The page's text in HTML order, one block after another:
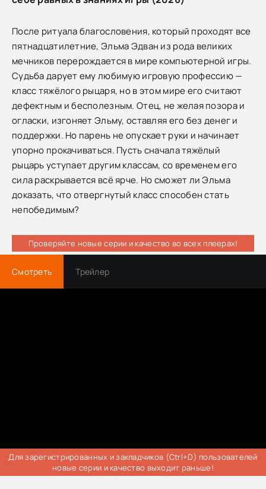
После ритуала благословения, который проходят все
пятнадцатилетние, Эльма Эдван из рода великих
мечников перерождается в мире компьютерной игры.
Судьба дарует ему любимую игровую профессию —
класс тяжёлого рыцаря, но в этом мире его считают
дефектным и бесполезным. Отец, не желая позора и
огласки, изгоняет Эльму, оставляя его без денег и
поддержки. Но парень не опускает руки и начинает
упорно прокачиваться. Пусть сначала тяжёлый
рыцарь уступает другим классам, со временем его
сила раскрывается всё ярче. Но сможет ли Эльма
доказать, что отвергнутый класс способен стать
непобедимым?
Проверяйте новые серии и качество во всех плеерах!
Смотреть Трейлер
Для зарегистрированных и закладчиков (Ctrl+D) пользователей
новые серии и качество выходит раньше!